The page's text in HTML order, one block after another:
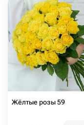
Жёлтые розы 59